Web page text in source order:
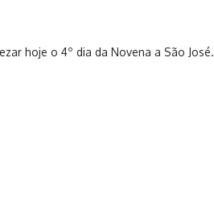
hoje o 4º dia da Novena a São José.